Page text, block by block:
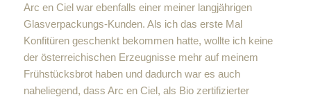
Arc en Ciel war ebenfalls einer meiner langjährigen
Glasverpackungs-Kunden. Als ich das erste Mal
Konfitüren geschenkt bekommen hatte, wollte ich keine
der österreichischen Erzeugnisse mehr auf meinem
Frühstücksbrot haben und dadurch war es auch
naheliegend, dass Arc en Ciel, als Bio zertifizierter